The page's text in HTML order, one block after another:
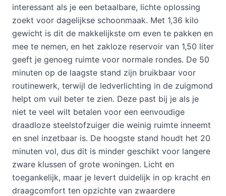
interessant als je een betaalbare, lichte oplossing
zoekt voor dagelijkse schoonmaak. Met 1,36 kilo
gewicht is dit de makkelijkste om even te pakken en
mee te nemen, en het zakloze reservoir van 1,50 liter
geeft je genoeg ruimte voor normale rondes. De 50
minuten op de laagste stand zijn bruikbaar voor
routinewerk, terwijl de ledverlichting in de zuigmond
helpt om vuil beter te zien. Deze past bij je als je
niet te veel wilt betalen voor een eenvoudige
draadloze steelstofzuiger die weinig ruimte inneemt
en snel inzetbaar is. De hoogste stand houdt het 20
minuten vol, dus dit is minder geschikt voor langere
zware klussen of grote woningen. Licht en
toegankelijk, maar je levert duidelijk in op kracht en
draagcomfort ten opzichte van zwaardere